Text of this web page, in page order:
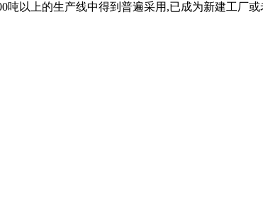
以上的生产线中得到普遍采用,已成为新建工厂